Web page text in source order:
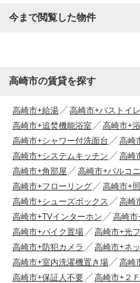
今まで閲覧した物件
高崎市の賃貸を探す
高崎市+給湯 高崎市+バストイ
高崎市+追焚機能浴室
高崎市+
高崎市+シャワー付洗面台
高崎
高崎市+システムキッチン
高崎
高崎市+角部屋
高崎市+バルコ
高崎市+フローリング
高崎市+
高崎市+シューズボックス
高崎
高崎市+TVインターホン
高崎市
高崎市+バイク置場
高崎市+光
高崎市+防犯カメラ
高崎市+ネ
高崎市+室内洗濯機置き場
高崎
高崎市+保証人不要
高崎市+２